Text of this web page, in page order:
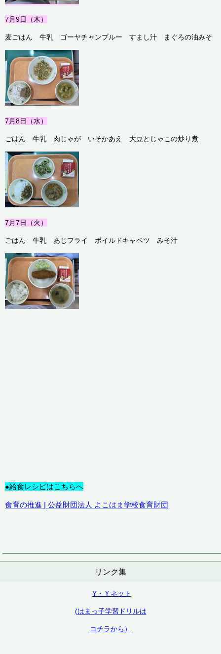
7月9日（木）
麦ごはん 牛乳 ゴーヤチャンプルー すまし汁 まぐろの油みそ
7月8日（水）
ごはん 牛乳 肉じゃが いそかあえ 大豆とじゃこの炒り煮
7月7日（火）
ごはん 牛乳 あじフライ ボイルドキャベツ みそ汁
●給食レシピはこちらへ
食育の推進 | 公益財団法人 よこはま学校食育財団
リンク集
Y・Ｙネット
(はまっ子学習ドリルは
コチラから）